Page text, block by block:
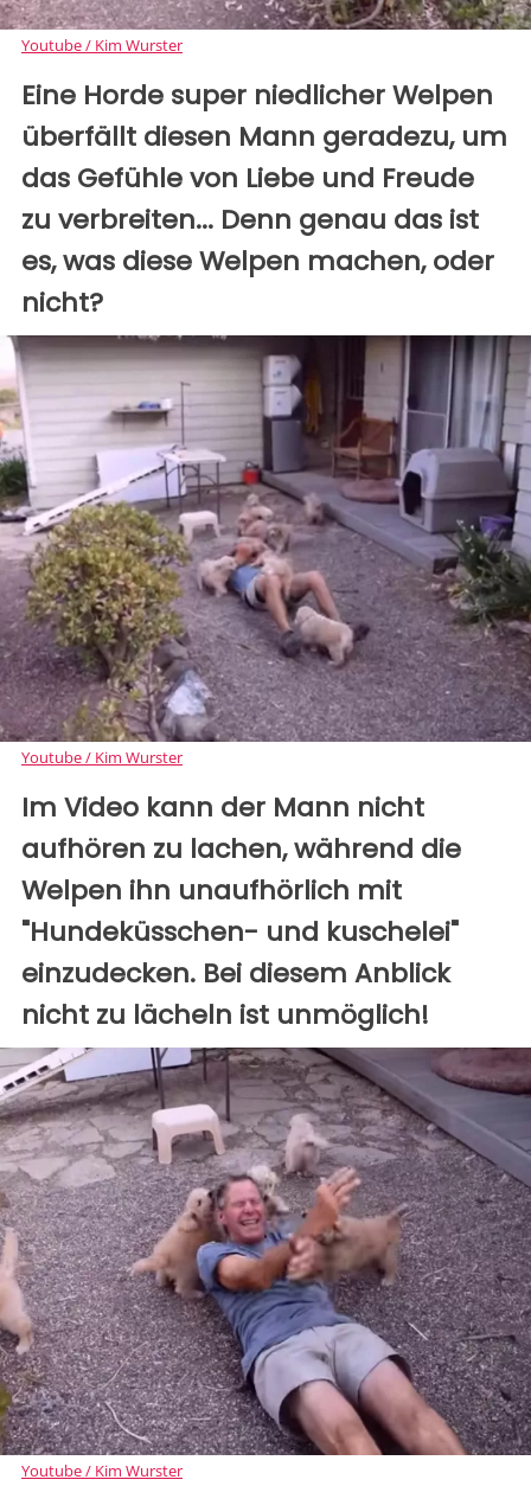
Youtube / Kim Wurster
Eine Horde super niedlicher Welpen
überfällt diesen Mann geradezu, um
das Gefühle von Liebe und Freude
zu verbreiten... Denn genau das ist
es, was diese Welpen machen, oder
nicht?
Youtube / Kim Wurster
Im Video kann der Mann nicht
aufhören zu lachen, während die
Welpen ihn unaufhörlich mit
"Hundeküsschen- und kuschelei"
einzudecken. Bei diesem Anblick
nicht zu lächeln ist unmöglich!
Youtube / Kim Wurster